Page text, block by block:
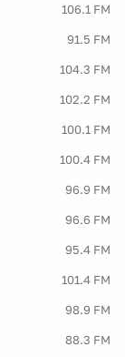
106.1 FM
91.5 FM
104.3 FM
102.2 FM
100.1 FM
100.4 FM
96.9 FM
96.6 FM
95.4 FM
101.4 FM
98.9 FM
88.3 FM